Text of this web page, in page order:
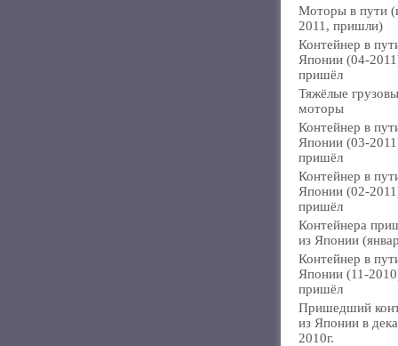
Моторы в пути
2011, пришли)
Контейнер в
Японии (04-
пришёл
Тяжёлые
моторы
Контейнер в
Японии (03-
пришёл
Контейнер в
Японии (02-
пришёл
Контейнера
из Японии
Контейнер в
Японии (11-
пришёл
Пришедший
из Японии в
2010г.